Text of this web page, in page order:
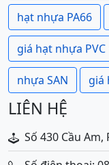
hạt nhựa PA66
giá hạt nhựa
nhựa SAN giá
LIÊN HỆ
Số 430 Cầu Am,